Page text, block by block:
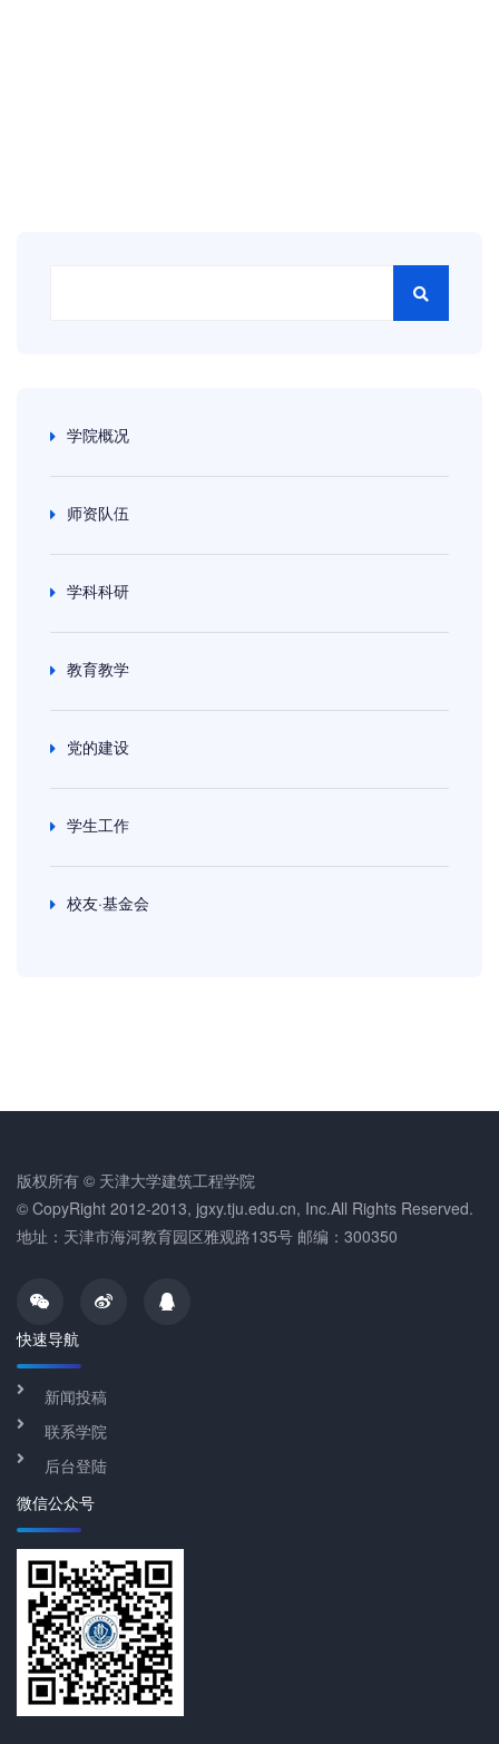
学院概况
师资队伍
学科科研
教育教学
党的建设
学生工作
校友·基金会
版权所有 © 天津大学建筑工程学院
© CopyRight 2012-2013, jgxy.tju.edu.cn, Inc.All Rights Reserved.
地址：天津市海河教育园区雅观路135号 邮编：300350
快速导航
新闻投稿
联系学院
后台登陆
微信公众号